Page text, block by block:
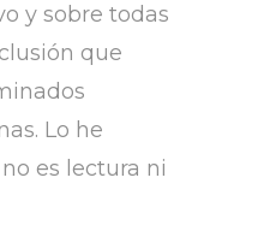
y sobre todas
que
Lo he
no es lectura ni